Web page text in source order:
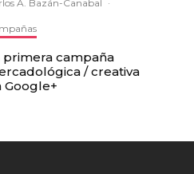
A. Bazán-Canabal ·
primera campaña
/ creativa
Google+